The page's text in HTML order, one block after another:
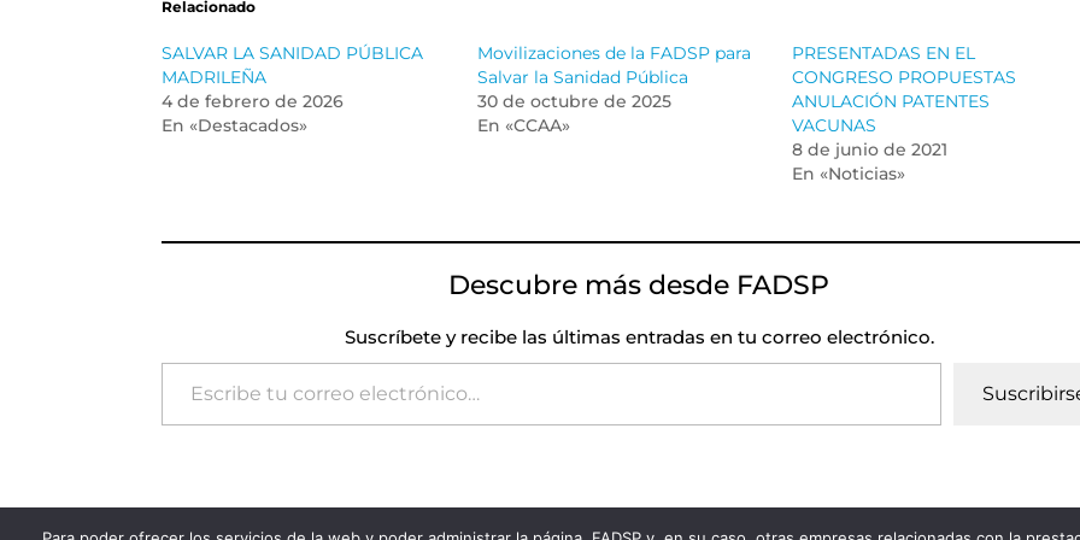
Relacionado
SALVAR LA SANIDAD PÚBLICA
MADRILEÑA
4 de febrero de 2026
En «Destacados»
Movilizaciones de la FADSP para
Salvar la Sanidad Pública
30 de octubre de 2025
En «CCAA»
PRESENTADAS EN EL
CONGRESO PROPUESTAS
ANULACIÓN PATENTES
VACUNAS
8 de junio de 2021
En «Noticias»
Descubre más desde FADSP
Suscríbete y recibe las últimas entradas en tu correo electrónico.
Escribe tu correo electrónico…